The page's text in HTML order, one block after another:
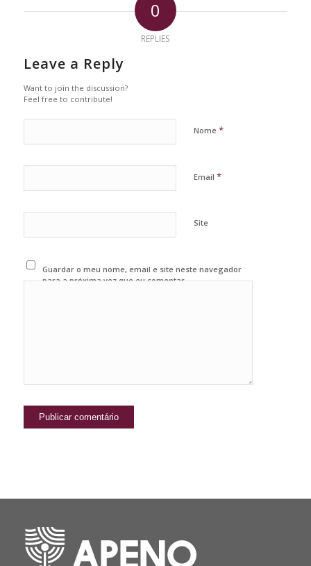
0
REPLIES
Leave a Reply
Want to join the discussion?
Feel free to contribute!
Nome *
Email *
Site
Guardar o meu nome, email e site neste navegador
para a próxima vez que eu comentar.